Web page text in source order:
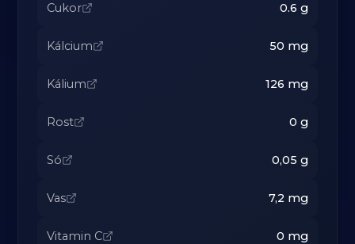
Cukor 0.6 g
Kálcium 50 mg
Kálium 126 mg
Rost 0 g
Só 0,05 g
Vas 7,2 mg
Vitamin C 0 mg